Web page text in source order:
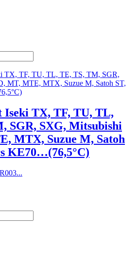
Iseki TX, TF, TU, TL,
SGR, SXG, Mitsubishi
MTX, Suzue M, Satoh
KE70…(76,5°C)